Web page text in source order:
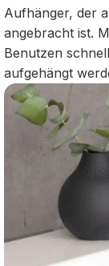
Aufhänger, der
angebracht ist.
Benutzen
aufgehängt